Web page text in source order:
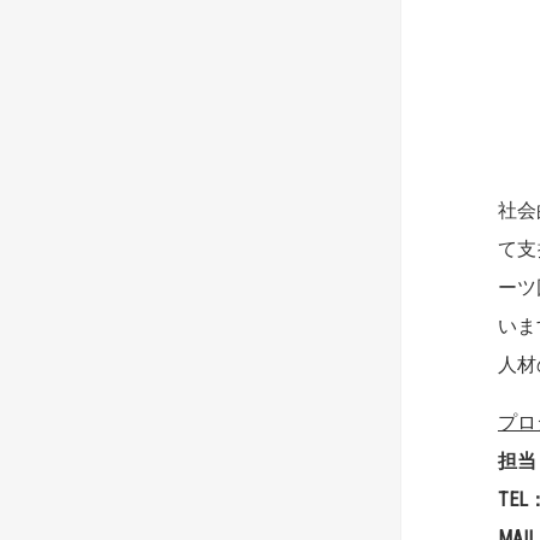
社
て
ー
い
人
プ
担
TEL